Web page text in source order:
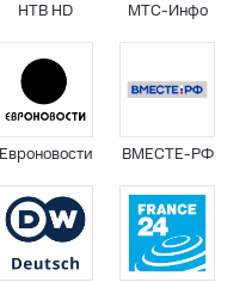
НТВ HD МТС-Инфо
Евроновости ВМЕСТЕ-РФ